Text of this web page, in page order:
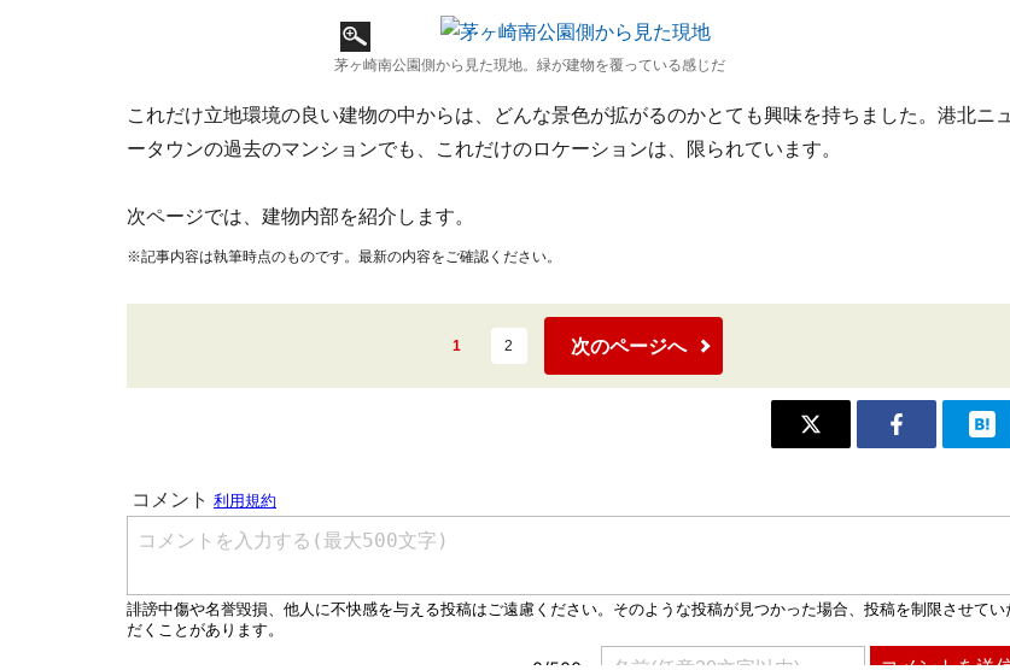
茅ヶ崎南公園側から見た現地。緑が建物を覆っている感じだ
これだけ立地環境の良い建物の中からは、どんな景色が拡がるのかとても興味を持ちました。港北ニュ
ータウンの過去のマンションでも、これだけのロケーションは、限られています。
次ページでは、建物内部を紹介します。
※記事内容は執筆時点のものです。最新の内容をご確認ください。
1 2 次のページへ